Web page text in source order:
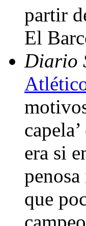
partir
El
Diario
era si
que